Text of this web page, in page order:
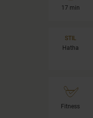
17 min
STIL
Hatha
Fitness